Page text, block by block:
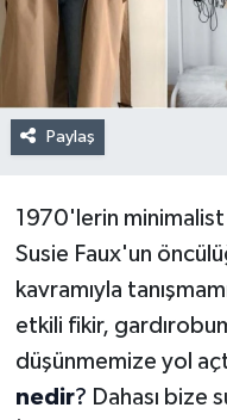
Paylaş
1970'lerin minimalist
Susie Faux'un
kavramıyla
etkili fikir,
düşünmemize yol
nedir? Dahası bize